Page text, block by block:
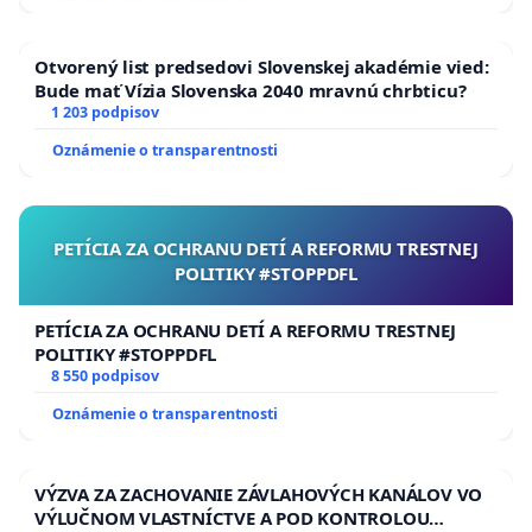
len „zákon EIA“) „Predmetom posudzovania vplyvov
strategických dokumentov je strategický dokument
rybárstva, priemyslu, energetiky, dopravy, odpadového
cestovného ruchu, územného plánovania alebo
využívania územia, regionálneho rozvoja a životného
prostredia, ako aj strategický dokument
spolufinancovaný Európskou úniou, ktoré majú
pravdepodobne významný vplyv na životné prostredie a
zároveň vytvárajú rámec na schválenie niektorej z
navrhovaných činností uvedených v prílohe č. 8 okrem
strategických dokumentov, ktoré určujú využívanie
Strategické dokumenty, ktoré vytvárajú rámec pre
schválenie zjazdových tratí, lyžiarskych vlekov, lanoviek
Otvorený list predsedovi Slovenskej akadémie vied:
Bude mať Vízia Slovenska 2040 mravnú chrbticu?
1 203 podpisov
Oznámenie o transparentnosti
PETÍCIA ZA OCHRANU DETÍ A REFORMU TRESTNEJ
POLITIKY #STOPPDFL
PETÍCIA ZA OCHRANU DETÍ A REFORMU TRESTNEJ
POLITIKY #STOPPDFL
8 550 podpisov
Oznámenie o transparentnosti
VÝZVA ZA ZACHOVANIE ZÁVLAHOVÝCH KANÁLOV VO
VÝLUČNOM VLASTNÍCTVE A POD KONTROLOU